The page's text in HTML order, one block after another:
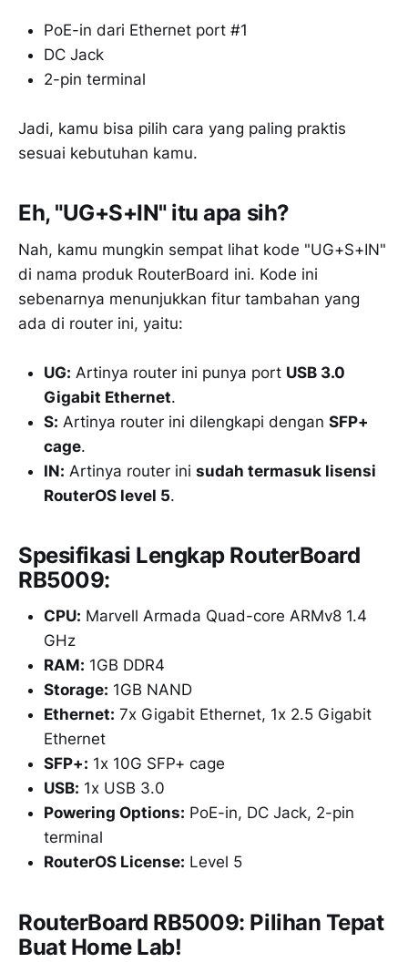
PoE-in dari Ethernet port #1
DC Jack
2-pin terminal
Jadi, kamu bisa pilih cara yang paling praktis
sesuai kebutuhan kamu.
Eh, "UG+S+IN" itu apa sih?
Nah, kamu mungkin sempat lihat kode "UG+S+IN"
di nama produk RouterBoard ini. Kode ini
sebenarnya menunjukkan fitur tambahan yang
ada di router ini, yaitu:
UG: Artinya router ini punya port USB 3.0
Gigabit Ethernet.
S: Artinya router ini dilengkapi dengan SFP+
cage.
IN: Artinya router ini sudah termasuk lisensi
RouterOS level 5.
Spesifikasi Lengkap RouterBoard
RB5009:
CPU: Marvell Armada Quad-core ARMv8 1.4
GHz
RAM: 1GB DDR4
Storage: 1GB NAND
Ethernet: 7x Gigabit Ethernet, 1x 2.5 Gigabit
Ethernet
SFP+: 1x 10G SFP+ cage
USB: 1x USB 3.0
Powering Options: PoE-in, DC Jack, 2-pin
terminal
RouterOS License: Level 5
RouterBoard RB5009: Pilihan Tepat
Buat Home Lab!